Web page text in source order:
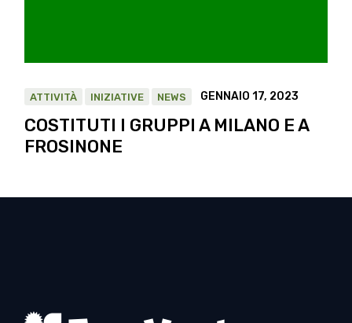
ATTIVITÀ INIZIATIVE NEWS GENNAIO 17, 2023
COSTITUTI I GRUPPI A MILANO E A
FROSINONE